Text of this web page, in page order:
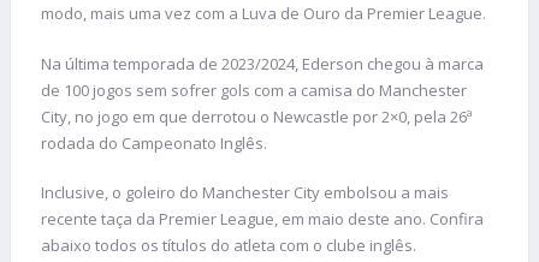
modo, mais uma vez com a Luva de Ouro da Premier League.
Na última temporada de 2023/2024, Ederson chegou à marca
de 100 jogos sem sofrer gols com a camisa do Manchester
City, no jogo em que derrotou o Newcastle por 2×0, pela 26ª
rodada do Campeonato Inglês.
Inclusive, o goleiro do Manchester City embolsou a mais
recente taça da Premier League, em maio deste ano. Confira
abaixo todos os títulos do atleta com o clube inglês.